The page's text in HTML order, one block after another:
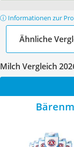
ⓘ Informationen zur
Ähnliche
Milch Vergleich